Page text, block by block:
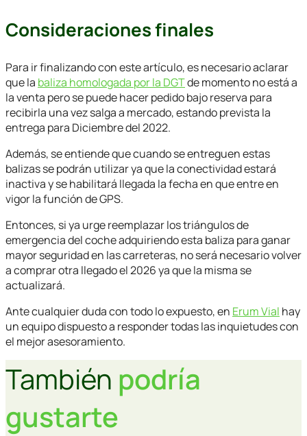
Consideraciones finales
Para ir finalizando con este artículo, es necesario aclarar
que la baliza homologada por la DGTde momento no está a
la venta pero se puede hacer pedido bajo reserva para
recibirla una vez salga a mercado, estando prevista la
entrega para Diciembre del 2022.
Además, se entiende que cuando se entreguen estas
balizas se podrán utilizar ya que la conectividad estará
inactiva y se habilitará llegada la fecha en que entre en
vigor la función de GPS.
Entonces, si ya urge reemplazar los triángulos de
emergencia del coche adquiriendo esta baliza para ganar
mayor seguridad en las carreteras, no será necesario volver
a comprar otra llegado el 2026 ya que la misma se
actualizará.
Ante cualquier duda con todo lo expuesto, en Erum Vial hay
un equipo dispuesto a responder todas las inquietudes con
el mejor asesoramiento.
También podría
gustarte